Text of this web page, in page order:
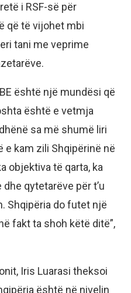
i RSF-së për
që të vijohet mbi
tani me veprime
është një mundësi që
është e vetmja
sa më shumë liri
e kam zili Shqipërinë në
objektiva të qarta, ka
qytetarëve për t’u
Shqipëria do futet një
fakt ta shoh këtë ditë”,
Iris Luarasi theksoi
është në nivelin